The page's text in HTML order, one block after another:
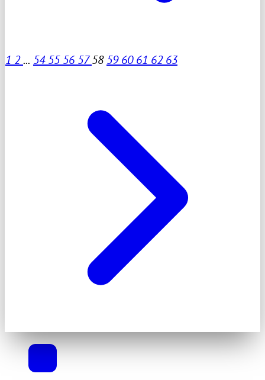
1 2... 545556 5758 596061 6263